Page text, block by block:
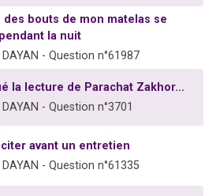
des bouts de mon matelas se
la nuit
- Question n°61987
la lecture de Parachat Zakhor...
- Question n°3701
avant un entretien
- Question n°61335